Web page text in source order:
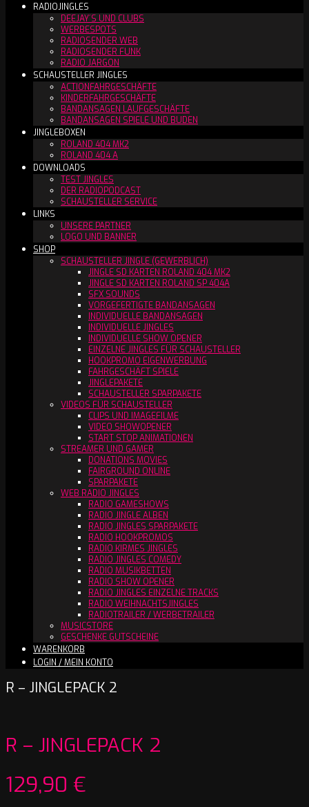
RADIOJINGLES
DEEJAY´S UND CLUBS
WERBESPOTS
RADIOSENDER WEB
RADIOSENDER FUNK
RADIO JARGON
SCHAUSTELLER JINGLES
ACTIONFAHRGESCHÄFTE
KINDERFAHRGESCHÄFTE
BANDANSAGEN LAUFGESCHÄFTE
BANDANSAGEN SPIELE UND BUDEN
JINGLEBOXEN
ROLAND 404 MK2
ROLAND 404 A
DOWNLOADS
TEST JINGLES
DER RADIOPODCAST
SCHAUSTELLER SERVICE
LINKS
UNSERE PARTNER
LOGO UND BANNER
SHOP
SCHAUSTELLER JINGLE (GEWERBLICH)
JINGLE SD KARTEN ROLAND 404 MK2
JINGLE SD KARTEN ROLAND SP 404A
SFX SOUNDS
VORGEFERTIGTE BANDANSAGEN
INDIVIDUELLE BANDANSAGEN
INDIVIDUELLE JINGLES
INDIVIDUELLE SHOW OPENER
EINZELNE JINGLES FÜR SCHAUSTELLER
HOOKPROMO EIGENWERBUNG
FAHRGESCHÄFT SPIELE
JINGLEPAKETE
SCHAUSTELLER SPARPAKETE
VIDEOS FÜR SCHAUSTELLER
CLIPS UND IMAGEFILME
VIDEO SHOWOPENER
START STOP ANIMATIONEN
STREAMER UND GAMER
DONATIONS MOVIES
FAIRGROUND ONLINE
SPARPAKETE
WEB RADIO JINGLES
RADIO GAMESHOWS
RADIO JINGLE ALBEN
RADIO JINGLES SPARPAKETE
RADIO HOOKPROMOS
RADIO KIRMES JINGLES
RADIO JINGLES COMEDY
RADIO MUSIKBETTEN
RADIO SHOW OPENER
RADIO JINGLES EINZELNE TRACKS
RADIO WEIHNACHTSJINGLES
RADIOTRAILER / WERBETRAILER
MUSICSTORE
GESCHENKE GUTSCHEINE
WARENKORB
LOGIN / MEIN KONTO
R – JINGLEPACK 2
R – JINGLEPACK 2
129,90 €